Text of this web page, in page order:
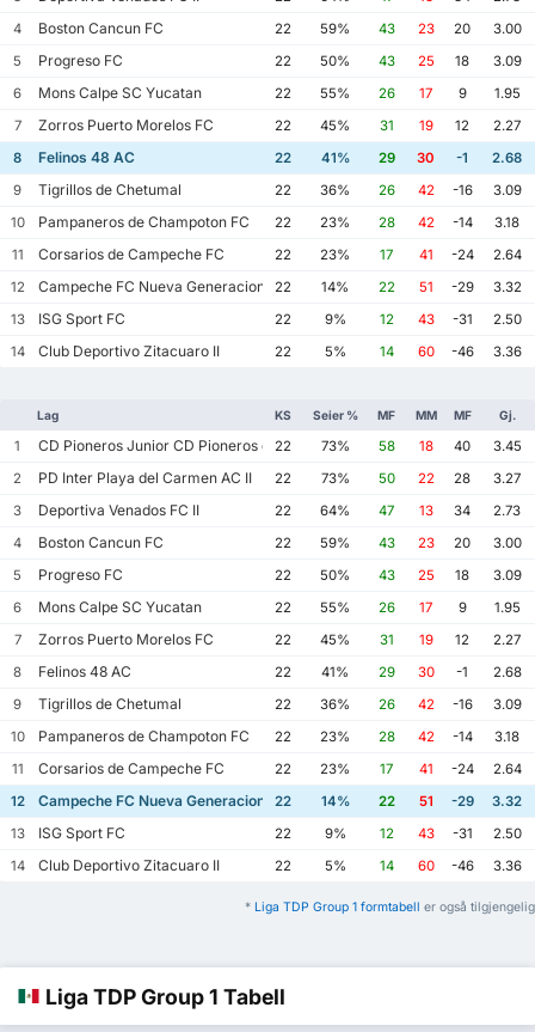
4
Boston Cancun FC 22 59% 43 23 20
3.00
5
Progreso FC 22 50% 43 25 18
3.09
6
Mons Calpe SC Yucatan 22 55% 26 17 9
1.95
7
Zorros Puerto Morelos FC 22 45% 31 19 12
2.27
8
Felinos 48 AC 22 41% 29 30 -1
2.68
9
Tigrillos de Chetumal 22 36% 26 42 -16
3.09
10
Pampaneros de Champoton FC 22 23% 28 42 -14
3.18
11
Corsarios de Campeche FC 22 23% 17 41 -24
2.64
12
Campeche FC Nueva Generacion 22 14% 22 51 -29
3.32
13
ISG Sport FC 22 9% 12 43 -31
2.50
14
Club Deportivo Zitacuaro II 22 5% 14 60 -46 3.36
Lag KS Seier % MF MM MF Gj.
1 CD Pioneros Junior CD Pioneros de Cancun II
22 73% 58 18 40
3.45
2
PD Inter Playa del Carmen AC II 22 73% 50 22 28
3.27
3
Deportiva Venados FC II 22 64% 47 13 34
2.73
4
Boston Cancun FC 22 59% 43 23 20
3.00
5
Progreso FC 22 50% 43 25 18
3.09
6
Mons Calpe SC Yucatan 22 55% 26 17 9
1.95
7
Zorros Puerto Morelos FC 22 45% 31 19 12
2.27
8
Felinos 48 AC 22 41% 29 30 -1
2.68
9
Tigrillos de Chetumal 22 36% 26 42 -16
3.09
10
Pampaneros de Champoton FC 22 23% 28 42 -14
3.18
11
Corsarios de Campeche FC 22 23% 17 41 -24
2.64
12
Campeche FC Nueva Generacion 22 14% 22 51 -29
3.32
13
ISG Sport FC 22 9% 12 43 -31
2.50
14
Club Deportivo Zitacuaro II 22 5% 14 60 -46 3.36
* Liga TDP Group 1 formtabell er også tilgjengelig
Liga TDP Group 1 Tabell